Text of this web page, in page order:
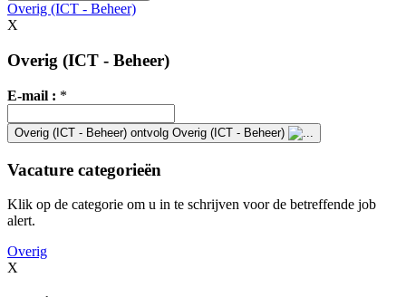
Overig (ICT - Beheer)
X
Overig (ICT - Beheer)
E-mail : *
Overig (ICT - Beheer) ontvolg Overig (ICT - Beheer)
Vacature categorieën
Klik op de categorie om u in te schrijven voor de betreffende job
alert.
Overig
X